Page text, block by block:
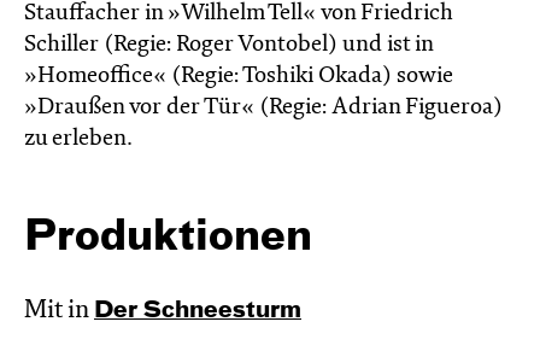
Stauffacher in »Wilhelm Tell« von Friedrich
Schiller (Regie: Roger Vontobel) und ist in
»Homeoffice« (Regie: Toshiki Okada) sowie
»Draußen vor der Tür« (Regie: Adrian Figueroa)
zu erleben.
Produktionen
Mit in Der Schnee­sturm